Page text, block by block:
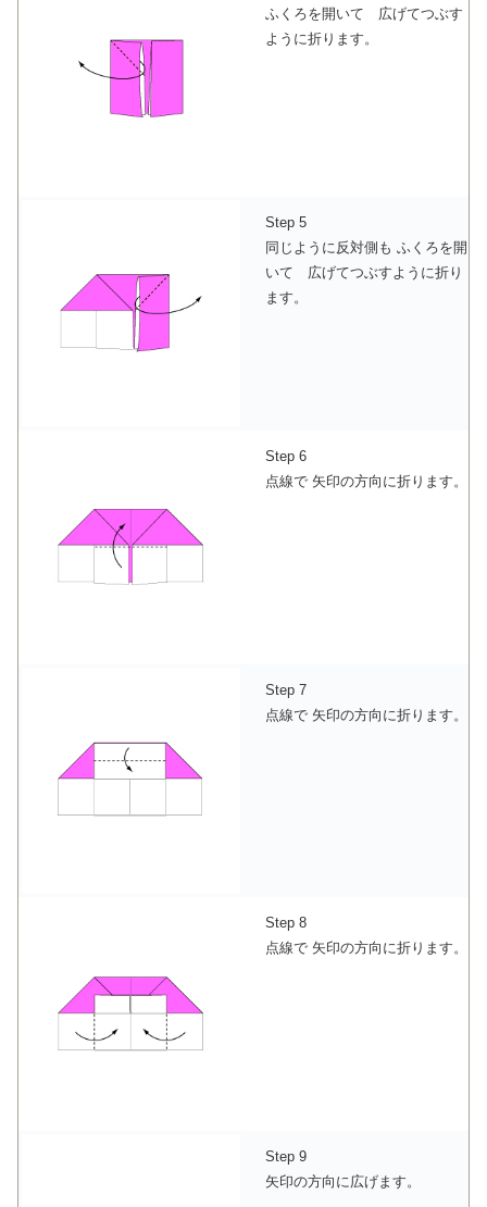
ふくろを開いて 広げてつぶす
ように折ります。
Step 5
同じように反対側も ふくろを開
いて 広げてつぶすように折り
ます。
Step 6
点線で 矢印の方向に折ります。
Step 7
点線で 矢印の方向に折ります。
Step 8
点線で 矢印の方向に折ります。
Step 9
矢印の方向に広げます。